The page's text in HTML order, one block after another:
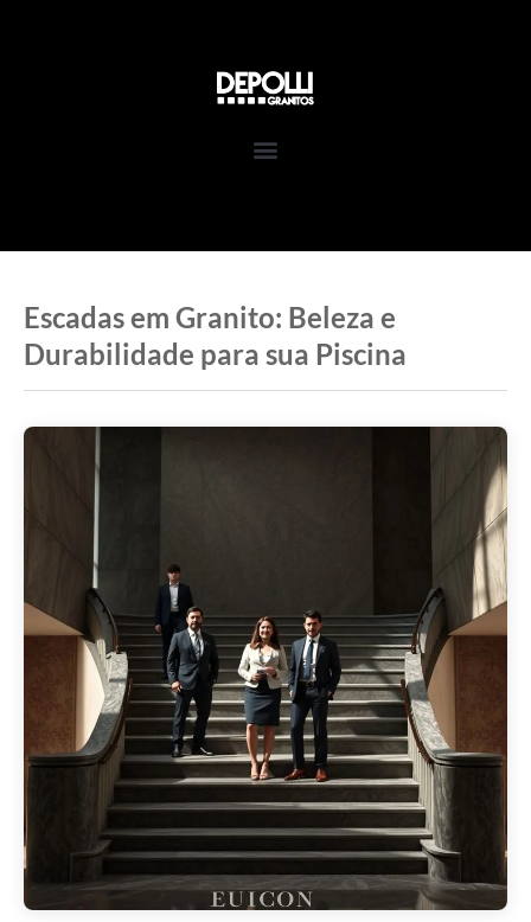
Escadas em Granito: Beleza e
Durabilidade para sua Piscina